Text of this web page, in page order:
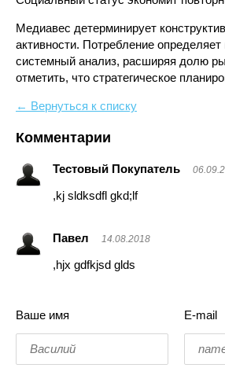
Медиавес детерминирует
активности. Потребление
системный анализ, расширяя долю
отметить, что стратегическое
← Вернуться к списку
Комментарии
Тестовый Покупатель
,kj sldksdfl gkd;lf
Павел 14.08.2018
,hjx gdfkjsd glds
Ваше имя E-mail